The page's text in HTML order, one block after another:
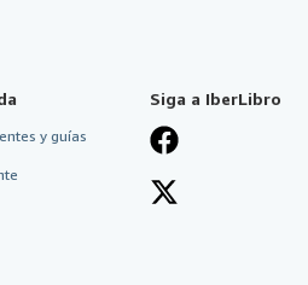
y guías
Siga a IberLibro